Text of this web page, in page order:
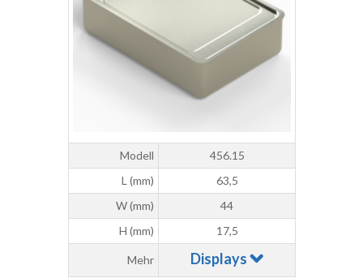
Modell
456.15
L (mm)
63,5
W (mm)
44
H (mm)
17,5
Mehr Displays